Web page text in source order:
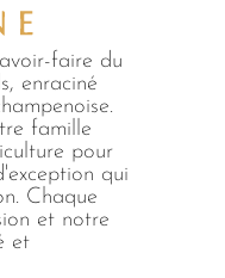
faire du
enraciné
famille
pour
qui
Chaque
et notre
et